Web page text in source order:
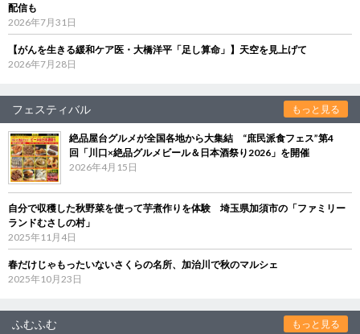
配信も
2026年7月31日
【がんを生きる緩和ケア医・大橋洋平「足し算命」】天空を見上げて
2026年7月28日
フェスティバル もっと見る
絶品屋台グルメが全国各地から大集結 “庶民派食フェス”第4
回「川口×絶品グルメビール＆日本酒祭り2026」を開催
2026年4月15日
自分で収穫した秋野菜を使って芋煮作りを体験 埼玉県加須市の「ファミリー
ランドむさしの村」
2025年11月4日
春だけじゃもったいないさくらの名所、加治川で秋のマルシェ
2025年10月23日
ふむふむ もっと見る